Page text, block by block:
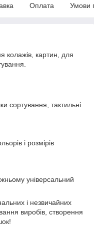
Оплата Умови
колажів, картин, для
сортування, тактильні
і розмірів
універсальний
і незвичайних
виробів, створення